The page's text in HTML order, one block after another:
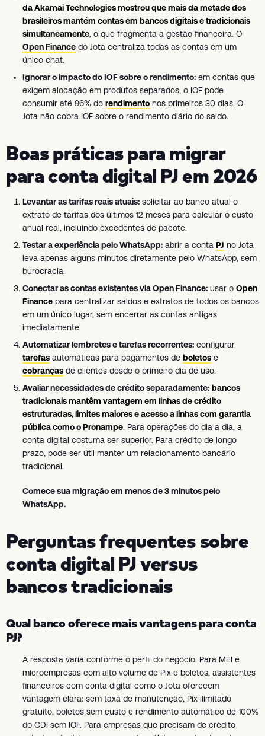
da Akamai Technologies mostrou que mais da metade dos
brasileiros mantém contas em bancos digitais e tradicionais
simultaneamente, o que fragmenta a gestão financeira. O
Open Finance do Jota centraliza todas as contas em um
único chat.
Ignorar o impacto do IOF sobre o rendimento: em contas que
exigem alocação em produtos separados, o IOF pode
consumir até 96% do rendimento nos primeiros 30 dias. O
Jota não cobra IOF sobre o rendimento diário do saldo.
Boas práticas para migrar
para conta digital PJ em 2026
Levantar as tarifas reais atuais: solicitar ao banco atual o
extrato de tarifas dos últimos 12 meses para calcular o custo
anual real, incluindo excedentes de pacote.
Testar a experiência pelo WhatsApp: abrir a conta PJ no Jota
leva apenas alguns minutos diretamente pelo WhatsApp, sem
burocracia.
Conectar as contas existentes via Open Finance: usar o Open
Finance para centralizar saldos e extratos de todos os bancos
em um único lugar, sem encerrar as contas antigas
imediatamente.
Automatizar lembretes e tarefas recorrentes: configurar
tarefas automáticas para pagamentos de boletos e
cobranças de clientes desde o primeiro dia de uso.
Avaliar necessidades de crédito separadamente: bancos
tradicionais mantêm vantagem em linhas de crédito
estruturadas, limites maiores e acesso a linhas com garantia
pública como o Pronampe. Para operações do dia a dia, a
conta digital costuma ser superior. Para crédito de longo
prazo, pode ser útil manter um relacionamento bancário
tradicional.
Comece sua migração em menos de 3 minutos pelo
WhatsApp.
Perguntas frequentes sobre
conta digital PJ versus
bancos tradicionais
Qual banco oferece mais vantagens para conta
PJ?
A resposta varia conforme o perfil do negócio. Para MEI e
microempresas com alto volume de Pix e boletos, assistentes
financeiros com conta digital como o Jota oferecem
vantagem clara: sem taxa de manutenção, Pix ilimitado
gratuito, boletos sem custo e rendimento automático de 100%
do CDI sem IOF. Para empresas que precisam de crédito